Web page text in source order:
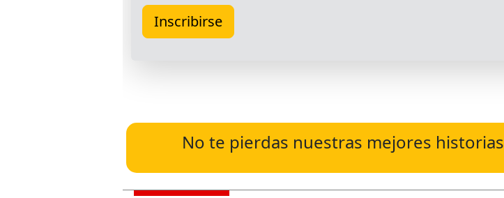
No te pierdas nuestras mejores historias